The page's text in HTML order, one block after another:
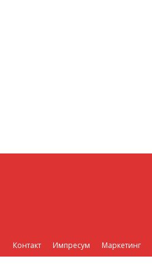
Контакт Импресум Маркетинг